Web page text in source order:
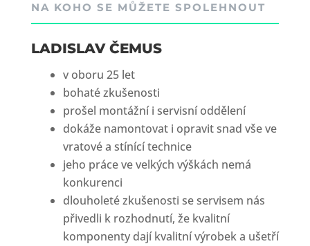
NA KOHO SE MŮŽETE SPOLEHNOUT
LADISLAV ČEMUS
v oboru 25 let
bohaté zkušenosti
prošel montážní i servisní oddělení
dokáže namontovat i opravit snad vše ve
vratové a stínící technice
jeho práce ve velkých výškách nemá
konkurenci
dlouholeté zkušenosti se servisem nás
přivedli k rozhodnutí, že kvalitní
komponenty dají kvalitní výrobek a ušetří